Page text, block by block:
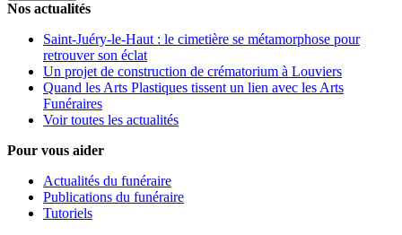
Nos actualités
Saint-Juéry-le-Haut : le cimetière se métamorphose pour
retrouver son éclat
Un projet de construction de crématorium à Louviers
Quand les Arts Plastiques tissent un lien avec les Arts
Funéraires
Voir toutes les actualités
Pour vous aider
Actualités du funéraire
Publications du funéraire
Tutoriels